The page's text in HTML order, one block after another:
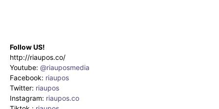
Follow US!
http://riaupos.co/
Youtube: @riauposmedia
Facebook: riaupos
Twitter: riaupos
Instagram: riaupos.co